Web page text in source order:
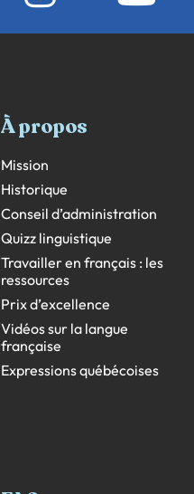
À propos
Mission
Historique
Conseil d’administration
Quizz linguistique
Travailler en français : les
ressources
Prix d’excellence
Vidéos sur la langue
française
Expressions québécoises